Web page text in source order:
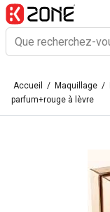
Accueil / Maquillage /
parfum+rouge à lèvre